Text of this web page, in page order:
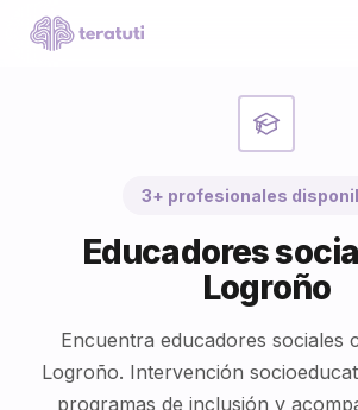
3+ profesionales
Educadores
Logroño
Encuentra educadores sociales
Logroño. Intervención
programas de inclusión y